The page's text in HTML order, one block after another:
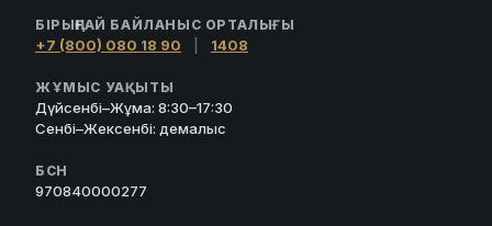
БІРЫҢҒАЙ БАЙЛАНЫС ОРТАЛЫҒЫ
+7 (800) 080 18 90 1408
ЖҰМЫС УАҚЫТЫ
Дүйсенбі–Жұма: 8:30–17:30
Сенбі–Жексенбі: демалыс
БСН
970840000277